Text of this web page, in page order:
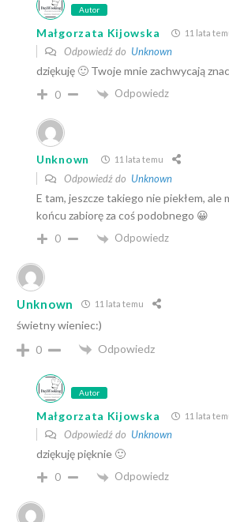
Autor
Małgorzata Kijowska 11 lata
Odpowiedź do Unknown
dziękuję 🙂 Twoje mnie zachwycają
0 Odpowiedz
Unknown 11 lata temu
Odpowiedź do Unknown
E tam, jeszcze takiego nie piekłem, ale
końcu zabiorę za coś podobnego 😀
0 Odpowiedz
Unknown 11 lata temu
świetny wieniec:)
0
Odpowiedz
Autor
Małgorzata Kijowska 11 lata
Odpowiedź do Unknown
dziękuję pięknie 🙂
0 Odpowiedz